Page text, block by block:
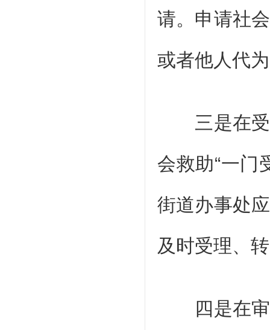
请。申请社
或者他人代
三是在受
会救助“一门
街道办事处
及时受理、
四是在审